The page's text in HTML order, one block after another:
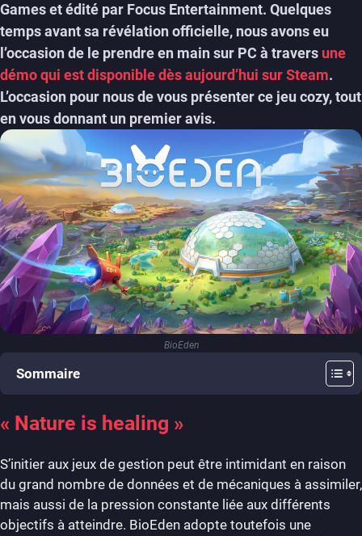
Games et édité par Focus Entertainment. Quelques
temps avant sa révélation officielle, nous avons eu
l’occasion de le prendre en main sur PC à travers une
démo qui est disponible dès aujourd’hui sur Steam.
L’occasion pour nous de vous présenter ce jeu cozy, tout
en vous donnant un premier avis.
BioEden
Sommaire
« Nature is healing »
S’initier aux jeux de gestion peut être intimidant en raison
du grand nombre de données et de mécaniques à assimiler,
mais aussi de la pression constante liée aux différents
objectifs à atteindre. BioEden adopte toutefois une